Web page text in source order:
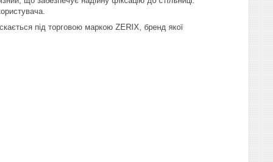
під торговою маркою ZERIX, бренд якої